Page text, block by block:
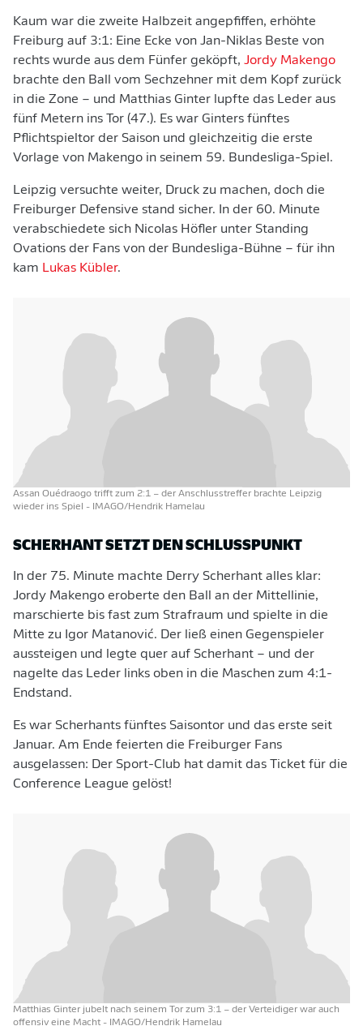
Kaum war die zweite Halbzeit angepfiffen, erhöhte
Freiburg auf 3:1: Eine Ecke von Jan-Niklas Beste von
rechts wurde aus dem Fünfer geköpft, Jordy Makengo
brachte den Ball vom Sechzehner mit dem Kopf zurück
in die Zone – und Matthias Ginter lupfte das Leder aus
fünf Metern ins Tor (47.). Es war Ginters fünftes
Pflichtspieltor der Saison und gleichzeitig die erste
Vorlage von Makengo in seinem 59. Bundesliga-Spiel.
Leipzig versuchte weiter, Druck zu machen, doch die
Freiburger Defensive stand sicher. In der 60. Minute
verabschiedete sich Nicolas Höfler unter Standing
Ovations der Fans von der Bundesliga-Bühne – für ihn
kam Lukas Kübler.
Assan Ouédraogo trifft zum 2:1 – der Anschlusstreffer brachte Leipzig
wieder ins Spiel - IMAGO/Hendrik Hamelau
SCHERHANT SETZT DEN SCHLUSSPUNKT
In der 75. Minute machte Derry Scherhant alles klar:
Jordy Makengo eroberte den Ball an der Mittellinie,
marschierte bis fast zum Strafraum und spielte in die
Mitte zu Igor Matanović. Der ließ einen Gegenspieler
aussteigen und legte quer auf Scherhant – und der
nagelte das Leder links oben in die Maschen zum 4:1-
Endstand.
Es war Scherhants fünftes Saisontor und das erste seit
Januar. Am Ende feierten die Freiburger Fans
ausgelassen: Der Sport-Club hat damit das Ticket für die
Conference League gelöst!
Matthias Ginter jubelt nach seinem Tor zum 3:1 – der Verteidiger war auch
offensiv eine Macht - IMAGO/Hendrik Hamelau